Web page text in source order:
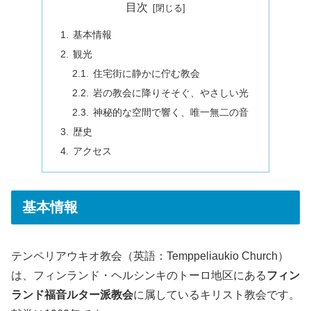
目次
基本情報
観光
住宅街に静かに佇む教会
岩の教会に降りそそぐ、やさしい光
神秘的な空間で響く、唯一無二の音
歴史
アクセス
基本情報
テンペリアウキオ教会（英語：Temppeliaukio Church）
は、フィンランド・ヘルシンキのトーロ地区にあるフィン
ランド福音ルター派教会に属しているキリスト教会です。